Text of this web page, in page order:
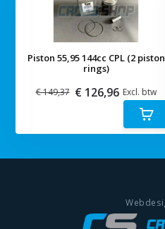
Piston 55,95 144cc CPL (2 piston
rings)
€ 149,37 € 126,96 Excl. btw